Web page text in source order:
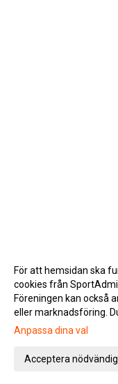
Gå
För att hemsidan ska
cookies från
Föreningen kan också
eller marknadsföring.
Anpassa dina val
Acceptera